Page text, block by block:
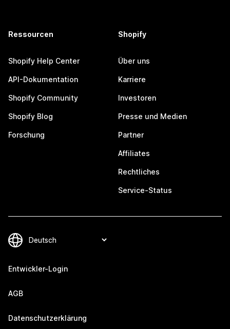
Ressourcen
Shopify Help Center
API-Dokumentation
Shopify Community
Shopify Blog
Forschung
Shopify
Über uns
Karriere
Investoren
Presse und Medien
Partner
Affiliates
Rechtliches
Service-Status
Entwickler-Login
AGB
Datenschutzerklärung